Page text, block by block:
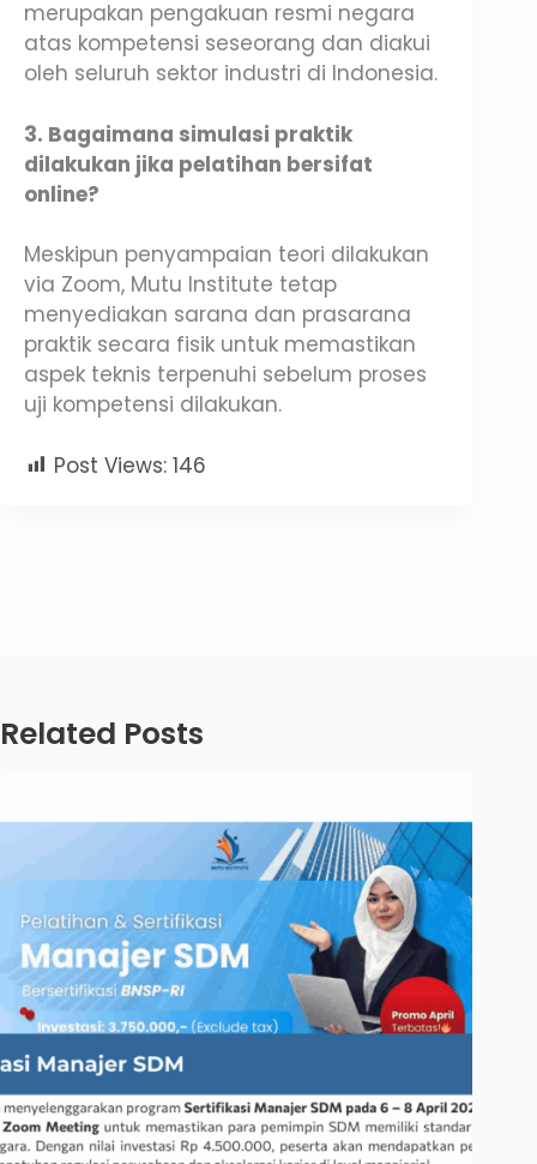
merupakan pengakuan resmi negara
atas kompetensi seseorang dan diakui
oleh seluruh sektor industri di Indonesia.
3. Bagaimana simulasi praktik
dilakukan jika pelatihan bersifat
online?
Meskipun penyampaian teori dilakukan
via Zoom, Mutu Institute tetap
menyediakan sarana dan prasarana
praktik secara fisik untuk memastikan
aspek teknis terpenuhi sebelum proses
uji kompetensi dilakukan.
Post Views: 146
Related Posts